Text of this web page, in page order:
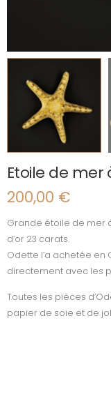
Etoile de mer
200,00 €
Grande étoile de mer
d’or 23 carats.
Odette l’a achetée en
directement avec les
Toutes les pièces
papier de soie et de